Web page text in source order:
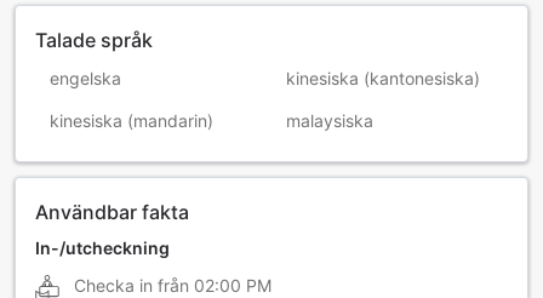
Talade språk
engelska kinesiska (kantonesiska)
kinesiska (mandarin) malaysiska
Användbar fakta
In-/utcheckning
Checka in från 02:00 PM